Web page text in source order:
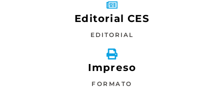
Editorial CES
EDITORIAL
Impreso
FORMATO